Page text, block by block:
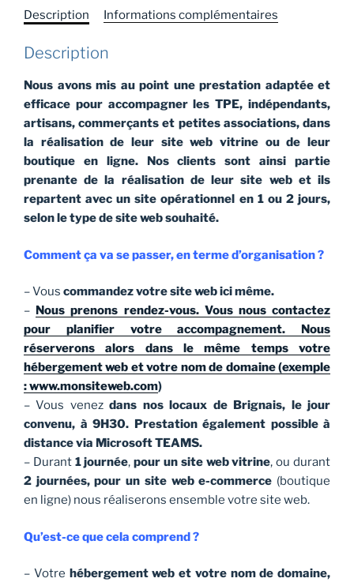
site
web
clé
main
Description Informations complémentaires
Description
Nous avons mis au point une prestation adaptée et
efficace pour accompagner les TPE, indépendants,
artisans, commerçants et petites associations, dans
la réalisation de leur site web vitrine ou de leur
boutique en ligne. Nos clients sont ainsi partie
prenante de la réalisation de leur site web et ils
repartent avec un site opérationnel en 1 ou 2 jours,
selon le type de site web souhaité.
Comment ça va se passer, en terme d’organisation ?
– Vous commandez votre site web ici même.
– Nous prenons rendez-vous. Vous nous contactez
pour planifier votre accompagnement. Nous
réserverons alors dans le même temps votre
hébergement web et votre nom de domaine (exemple
: www.monsiteweb.com)
– Vous venezdans nos locaux de Brignais, le jour
convenu, à 9H30. Prestation également possible à
distance via Microsoft TEAMS.
– Durant 1 journée,pour un site web vitrine, ou durant
2 journées, pour un site web e-commerce (boutique
en ligne) nous réaliserons ensemble votre site web.
Qu’est-ce que cela comprend ?
– Votre hébergement web et votre nom de domaine,